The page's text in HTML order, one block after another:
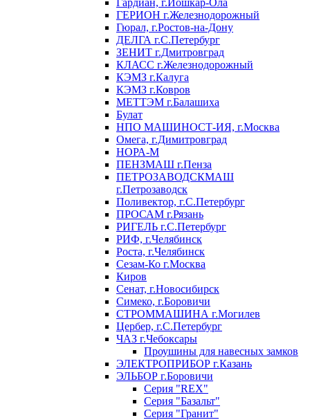
Гардиан, г.Йошкар-Ола
ГЕРИОН г.Железнодорожный
Гюрал, г.Ростов-на-Дону
ДЕЛГА г.С.Петербург
ЗЕНИТ г.Дмитровград
КЛАСС г.Железнодорожный
КЭМЗ г.Калуга
КЭМЗ г.Ковров
МЕТТЭМ г.Балашиха
Булат
НПО МАШИНОСТ-ИЯ, г.Москва
Омега, г.Димитровград
НОРА-М
ПЕНЗМАШ г.Пенза
ПЕТРОЗАВОДСКМАШ
г.Петрозаводск
Поливектор, г.С.Петербург
ПРОСАМ г.Рязань
РИГЕЛЬ г.С.Петербург
РИФ, г.Челябинск
Роста, г.Челябинск
Сезам-Ко г.Москва
Киров
Сенат, г.Новосибирск
Симеко, г.Боровичи
СТРОММАШИНА г.Могилев
Цербер, г.С.Петербург
ЧАЗ г.Чебоксары
Проушины для навесных замков
ЭЛЕКТРОПРИБОР г.Казань
ЭЛЬБОР г.Боровичи
Серия "REX"
Серия "Базальт"
Серия "Гранит"